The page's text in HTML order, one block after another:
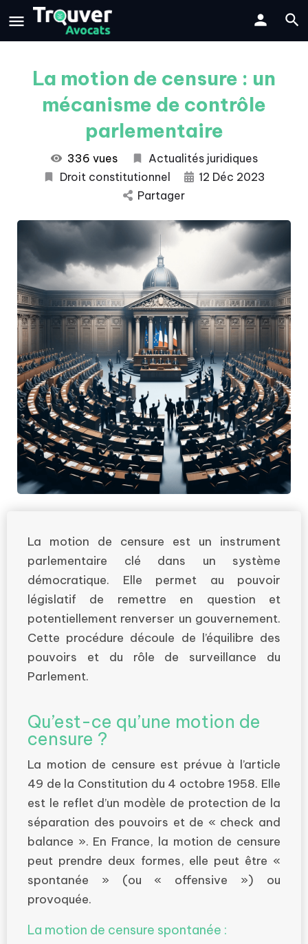
La motion de censure : un
mécanisme de contrôle
parlementaire
336 vues
Actualités juridiques
Droit constitutionnel
12 Déc 2023
Partager
La motion de censure est un instrument
parlementaire clé dans un système
démocratique. Elle permet au pouvoir
législatif de remettre en question et
potentiellement renverser un gouvernement.
Cette procédure découle de l’équilibre des
pouvoirs et du rôle de surveillance du
Parlement.
Qu’est-ce qu’une motion de
censure ?
La motion de censure est prévue à l’article
49 de la Constitution du 4 octobre 1958. Elle
est le reflet d’un modèle de protection de la
séparation des pouvoirs et de « check and
balance ». En France, la motion de censure
peut prendre deux formes, elle peut être «
spontanée » (ou « offensive ») ou
provoquée.
La motion de censure spontanée :